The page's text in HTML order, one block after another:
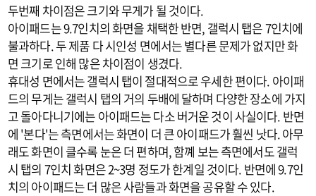
두번째 차이점은 크기와 무게가 될 것이다.
아이패드는 9.7인치의 화면을 채택한 반면, 갤럭시 탭은 7인치에
불과하다. 두 제품 다 시인성 면에서는 별다른 문제가 없지만 화
면 크기로 인해 많은 차이점이 생겼다.
휴대성 면에서는 갤럭시 탭이 절대적으로 우세한 편이다. 아이패
드의 무게는 갤럭시 탭의 거의 두배에 달하며 다양한 장소에 가지
고 돌아다니기에는 아이패드는 다소 버거운 것이 사실이다. 반면
에 '본다'는 측면에서는 화면이 더 큰 아이패드가 훨씬 낫다. 아무
래도 화면이 클수록 눈은 더 편하며, 함꼐 보는 측면에서도 갤럭
시 탭의 7인치 화면은 2~3명 정도가 한계일 것이다. 반면에 9.7인
치의 아이패드는 더 많은 사람들과 화면을 공유할 수 있다.